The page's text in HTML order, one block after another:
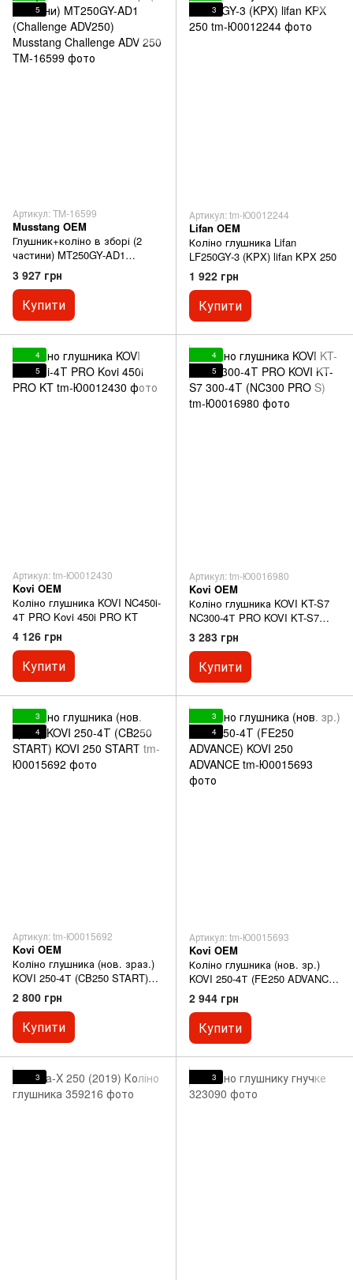
5
Артикул: TM-16599
Musstang OEM
Глушник+коліно в зборі (2
частини) MT250GY-AD1
(Challenge ADV250) Musstang
Challenge ADV 250
3 927 грн
Купити
3
Артикул: tm-Ю0012244
Lifan OEM
Коліно глушника Lifan
LF250GY-3 (KPX) lifan KPX 250
1 922 грн
Купити
4
5
Артикул: tm-Ю0012430
Kovi OEM
Коліно глушника KOVI NC450i-
4Т PRO Kovi 450i PRO KT
4 126 грн
Купити
4
5
Артикул: tm-Ю0016980
Kovi OEM
Коліно глушника KOVI KT-S7
NC300-4Т PRO KOVI KT-S7
300-4Т (NC300 PRO S)
3 283 грн
Купити
3
4
Артикул: tm-Ю0015692
Kovi OEM
Коліно глушника (нов. зраз.)
KOVI 250-4Т (CB250 START)
KOVI 250 START
2 800 грн
Купити
3
4
Артикул: tm-Ю0015693
Kovi OEM
Коліно глушника (нов. зр.)
KOVI 250-4Т (FE250 ADVANCE)
KOVI 250 ADVANCE
2 944 грн
Купити
3 3